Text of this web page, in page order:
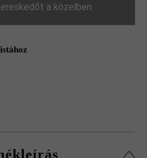
a közelben